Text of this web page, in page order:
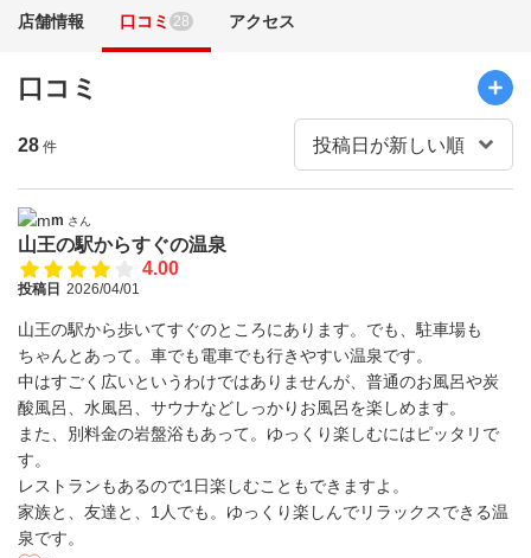
店舗情報 口コミ 28 アクセス
口コミ
28 件
m さん
山王の駅からすぐの温泉
4.00
投稿日 2026/04/01
山王の駅から歩いてすぐのところにあります。でも、駐車場も
ちゃんとあって。車でも電車でも行きやすい温泉です。
中はすごく広いというわけではありませんが、普通のお風呂や炭
酸風呂、水風呂、サウナなどしっかりお風呂を楽しめます。
また、別料金の岩盤浴もあって。ゆっくり楽しむにはピッタリで
す。
レストランもあるので1日楽しむこともできますよ。
家族と、友達と、1人でも。ゆっくり楽しんでリラックスできる温
泉です。